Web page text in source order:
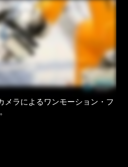
ラによるワンモーション・フ